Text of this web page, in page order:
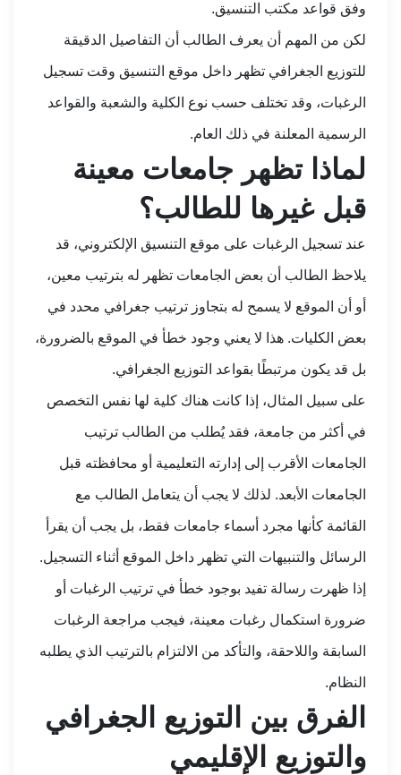
وفق قواعد مكتب التنسيق.
لكن من المهم أن يعرف الطالب أن التفاصيل الدقيقة
للتوزيع الجغرافي تظهر داخل موقع التنسيق وقت تسجيل
الرغبات، وقد تختلف حسب نوع الكلية والشعبة والقواعد
الرسمية المعلنة في ذلك العام.
لماذا تظهر جامعات معينة
قبل غيرها للطالب؟
عند تسجيل الرغبات على موقع التنسيق الإلكتروني، قد
يلاحظ الطالب أن بعض الجامعات تظهر له بترتيب معين،
أو أن الموقع لا يسمح له بتجاوز ترتيب جغرافي محدد في
بعض الكليات. هذا لا يعني وجود خطأ في الموقع بالضرورة،
بل قد يكون مرتبطًا بقواعد التوزيع الجغرافي.
على سبيل المثال، إذا كانت هناك كلية لها نفس التخصص
في أكثر من جامعة، فقد يُطلب من الطالب ترتيب
الجامعات الأقرب إلى إدارته التعليمية أو محافظته قبل
الجامعات الأبعد. لذلك لا يجب أن يتعامل الطالب مع
القائمة كأنها مجرد أسماء جامعات فقط، بل يجب أن يقرأ
الرسائل والتنبيهات التي تظهر داخل الموقع أثناء التسجيل.
إذا ظهرت رسالة تفيد بوجود خطأ في ترتيب الرغبات أو
ضرورة استكمال رغبات معينة، فيجب مراجعة الرغبات
السابقة واللاحقة، والتأكد من الالتزام بالترتيب الذي يطلبه
النظام.
الفرق بين التوزيع الجغرافي
والتوزيع الإقليمي